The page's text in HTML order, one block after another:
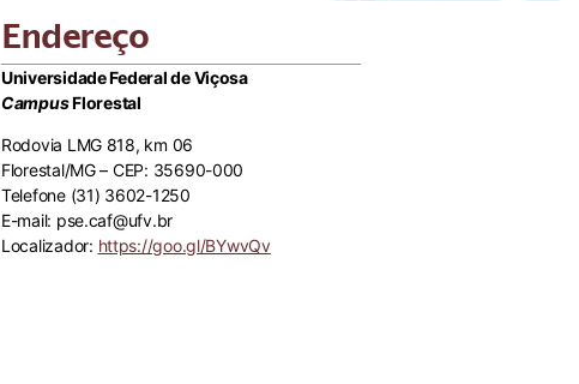
Endereço
Universidade Federal de Viçosa
CampusFlorestal
Rodovia LMG 818, km 06
Florestal/MG – CEP: 35690-000
Telefone (31) 3602-1250
E-mail: pse.caf@ufv.br
Localizador: https://goo.gl/BYwvQv